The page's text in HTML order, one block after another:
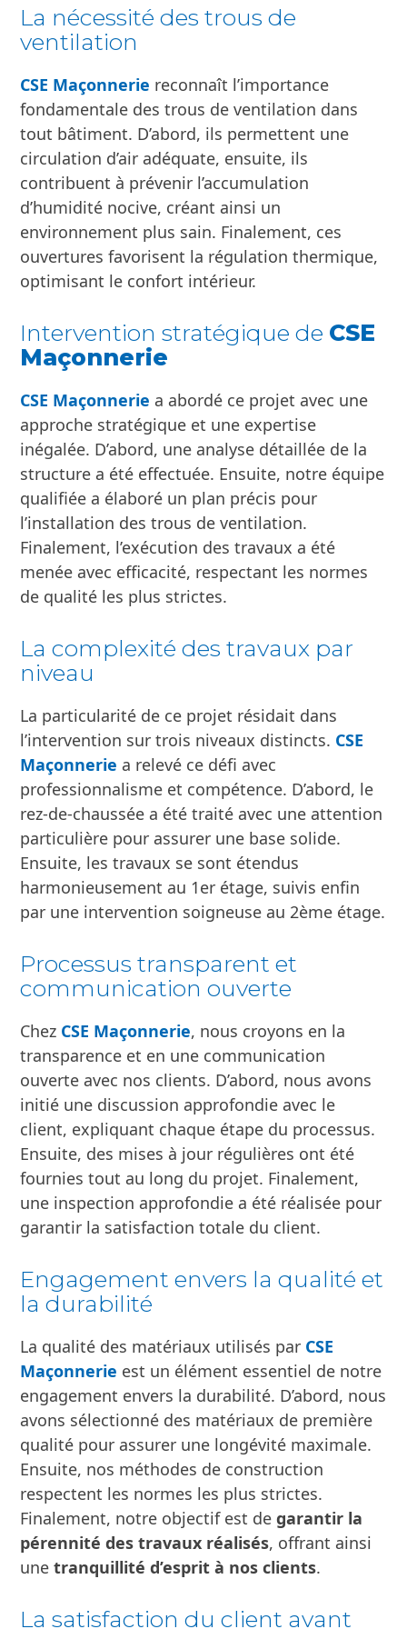
to
go
the
first
slide
Dans le cadre de notre récente intervention,
nous avons réalisé des travaux essentiels sur
de-chaussée, le 1er étage et le 2ème étage.
Notre mission consistait à créer des trous de
ventilation, une étape cruciale pour garantir la
durabilité et la salubrité de la structure.
La nécessité des trous de
ventilation
CSE Maçonneriereconnaît l’importance
tout bâtiment. D’abord, ils permettent une
circulation d’air adéquate, ensuite, ils
d’humidité nocive, créant ainsi un
environnement plus sain. Finalement, ces
ouvertures favorisent la régulation thermique,
optimisant le confort intérieur.
Intervention stratégique de CSE
Maçonnerie
CSE Maçonneriea abordé ce projet avec une
inégalée. D’abord, une analyse détaillée de la
structure a été effectuée. Ensuite, notre équipe
l’installation des trous de ventilation.
Finalement, l’exécution des travaux a été
menée avec efficacité, respectant les normes
de qualité les plus strictes.
La complexité des travaux par
niveau
La particularité de ce projet résidait dans
Maçonneriea relevé ce défi avec
professionnalisme et compétence. D’abord, le
particulière pour assurer une base solide.
Ensuite, les travaux se sont étendus
harmonieusement au 1er étage, suivis enfin
par une intervention soigneuse au 2ème étage.
Processus transparent et
communication ouverte
ChezCSE Maçonnerie, nous croyons en la
ouverte avec nos clients. D’abord, nous avons
initié une discussion approfondie avec le
Ensuite, des mises à jour régulières ont été
fournies tout au long du projet. Finalement,
une inspection approfondie a été réalisée pour
garantir la satisfaction totale du client.
Engagement envers la qualité et
la durabilité
La qualité des matériaux utilisés parCSE
Maçonnerieest un élément essentiel de notre
avons sélectionné des matériaux de première